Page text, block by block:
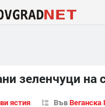
зеленчуци на
ястия ВъвВеганска